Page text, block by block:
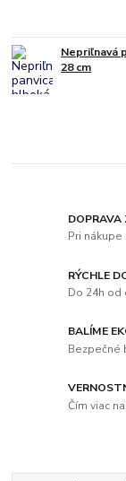
Nepriľnavá
28 cm
DOPRAVA
Pri
RÝCHLE
Do 24h od
BALÍME
Bezpečné
Čím viac